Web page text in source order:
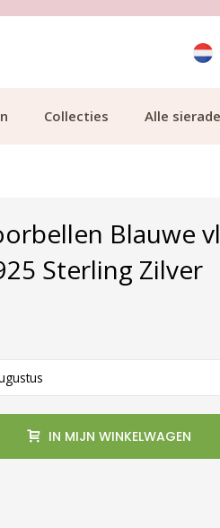
Collecties Alle
Blauwe
Sterling Zilver
IN MIJN WINKELWAGEN